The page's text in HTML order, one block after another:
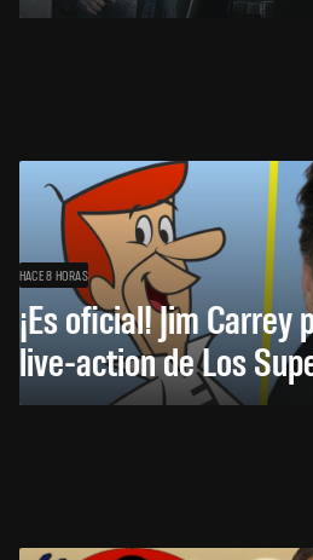
HACE 8 HORAS
¡Es oficial! Jim Carrey
live-action de Los